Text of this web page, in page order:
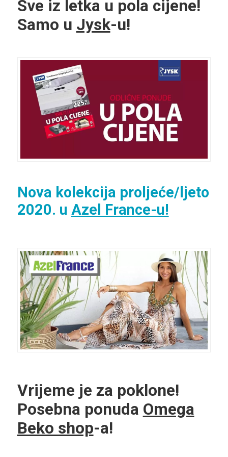
Sve iz letka u pola cijene!
Samo u Jysk-u!
Nova kolekcija proljeće/ljeto
2020. u Azel France-u!
Vrijeme je za poklone!
Posebna ponuda Omega
Beko shop-a!